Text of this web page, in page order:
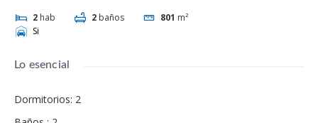
2 hab 2 baños 801 m²
Si
Lo esencial
Dormitorios: 2